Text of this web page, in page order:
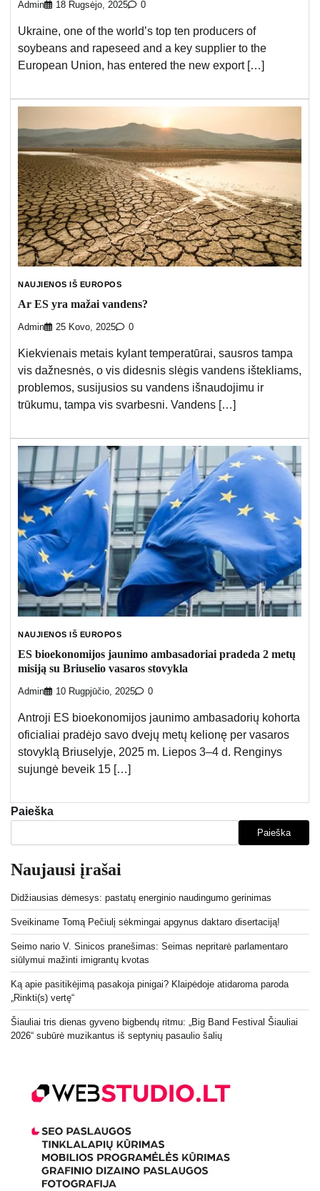
Admin 18 Rugsėjo, 2025 0
Ukraine, one of the world’s top ten producers of
soybeans and rapeseed and a key supplier to the
European Union, has entered the new export […]
NAUJIENOS IŠ EUROPOS
Ar ES yra mažai vandens?
Admin 25 Kovo, 2025 0
Kiekvienais metais kylant temperatūrai, sausros tampa
vis dažnesnės, o vis didesnis slėgis vandens ištekliams,
problemos, susijusios su vandens išnaudojimu ir
trūkumu, tampa vis svarbesni. Vandens […]
NAUJIENOS IŠ EUROPOS
ES bioekonomijos jaunimo ambasadoriai pradeda 2 metų
misiją su Briuselio vasaros stovykla
Admin 10 Rugpjūčio, 2025 0
Antroji ES bioekonomijos jaunimo ambasadorių kohorta
oficialiai pradėjo savo dvejų metų kelionę per vasaros
stovyklą Briuselyje, 2025 m. Liepos 3–4 d. Renginys
sujungė beveik 15 […]
Paieška
Paieška
Naujausi įrašai
Didžiausias dėmesys: pastatų energinio naudingumo gerinimas
Sveikiname Tomą Pečiulį sėkmingai apgynus daktaro disertaciją!
Seimo nario V. Sinicos pranešimas: Seimas nepritarė parlamentaro
siūlymui mažinti imigrantų kvotas
Ką apie pasitikėjimą pasakoja pinigai? Klaipėdoje atidaroma paroda
„Rinkti(s) vertę“
Šiauliai tris dienas gyveno bigbendų ritmu: „Big Band Festival Šiauliai
2026“ subūrė muzikantus iš septynių pasaulio šalių